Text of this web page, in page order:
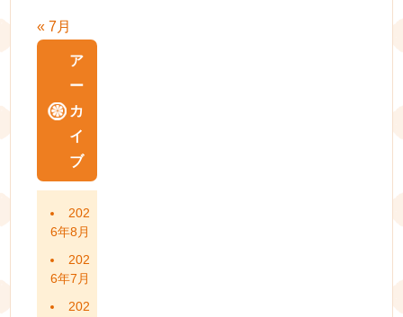
« 7月
ア
ー
カ
イ
ブ
202
6年8月
202
6年7月
202